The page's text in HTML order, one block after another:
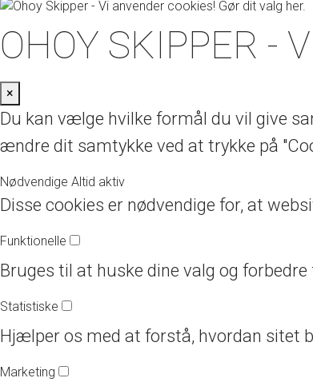
OHOY SKIPPER -
×
Du kan vælge hvilke formål du vil give
ændre dit samtykke ved at trykke på
Nødvendige Altid aktiv
Disse cookies er nødvendige for, at
Funktionelle
Bruges til at huske dine valg og
Statistiske
Hjælper os med at forstå, hvordan sitet
Marketing